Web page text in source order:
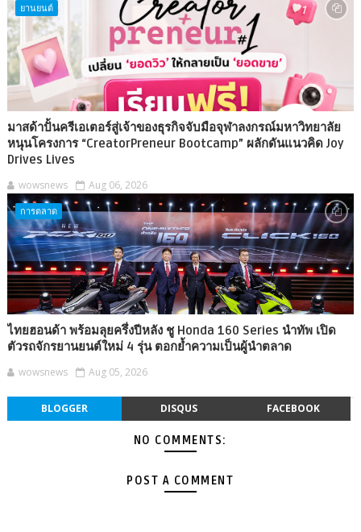
ยานยนต์
มาสด้าปั้นครีเอเตอร์สู่เจ้าของธุรกิจจับมือจุฬาลงกรณ์มหาวิทยาลัย
หนุนโครงการ “CreatorPreneur Bootcamp” ผลักดันแนวคิด Joy
Drives Lives
wowsnews Aug 06, 2026
การตลาด
ไทยฮอนด้า พร้อมลุยครึ่งปีหลัง ชู Honda 160 Series นำทัพ เปิด
ตัวรถจักรยานยนต์ใหม่ 4 รุ่น ตอกย้ำความเป็นผู้นำตลาด
wowsnews Aug 05, 2026
BLOGGER DISQUS FACEBOOK
NO COMMENTS:
POST A COMMENT